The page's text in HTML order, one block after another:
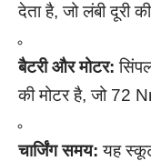
देता है, जो लंबी दूरी
बैटरी और मोटर:
की मोटर है, जो 72
चार्जिंग समय: यह